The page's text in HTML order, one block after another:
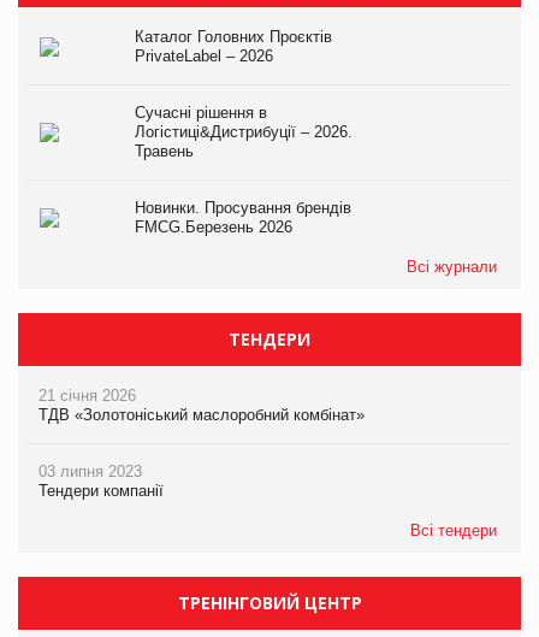
Каталог Головних Проєктів
PrivateLabel – 2026
Сучасні рішення в
Логістиці&Дистрибуції – 2026.
Травень
Новинки. Просування брендів
FMCG.Березень 2026
Всі журнали
ТЕНДЕРИ
21 січня 2026
ТДВ «Золотоніський маслоробний комбінат»
03 липня 2023
Тендери компанії
Всі тендери
ТРЕНІНГОВИЙ ЦЕНТР